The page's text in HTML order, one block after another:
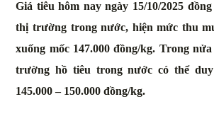
Giá tiêu hôm nay ngày 15/10/2025 đồng
thị trường trong nước, hiện mức thu
xuống mốc 147.000 đồng/kg. Trong
trường hồ tiêu trong nước có thể
145.000 – 150.000 đồng/kg.